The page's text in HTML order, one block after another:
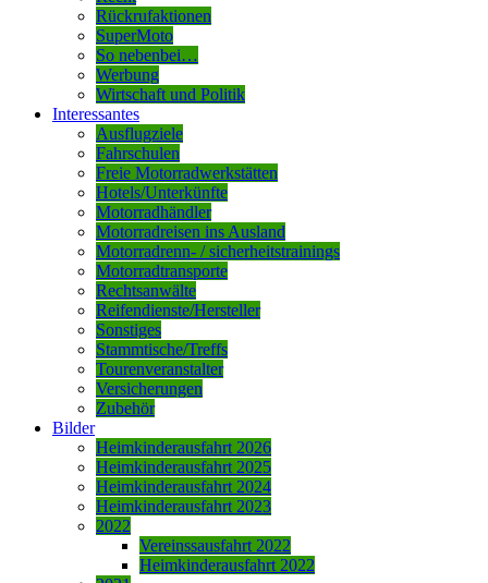
Rückrufaktionen
SuperMoto
So nebenbei…
Werbung
Wirtschaft und Politik
Interessantes
Ausflugziele
Fahrschulen
Freie Motorradwerkstätten
Hotels/Unterkünfte
Motorradhändler
Motorradreisen ins Ausland
Motorradrenn- / sicherheitstrainings
Motorradtransporte
Rechtsanwälte
Reifendienste/Hersteller
Sonstiges
Stammtische/Treffs
Tourenveranstalter
Versicherungen
Zubehör
Bilder
Heimkinderausfahrt 2026
Heimkinderausfahrt 2025
Heimkinderausfahrt 2024
Heimkinderausfahrt 2023
2022
Vereinssausfahrt 2022
Heimkinderausfahrt 2022